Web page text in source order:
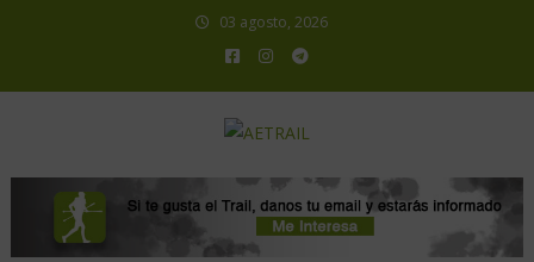
03 agosto, 2026